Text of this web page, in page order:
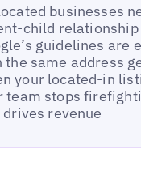
businesses
child relationship
guidelines are
the same address
your located-in
team stops
revenue